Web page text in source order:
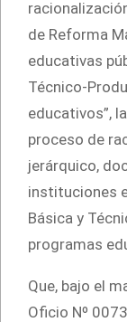
de Reforma
educativas
Técnico-
educativos”,
proceso de
jerárquico,
instituciones
Básica y
programas
Que, bajo el
Oficio Nº